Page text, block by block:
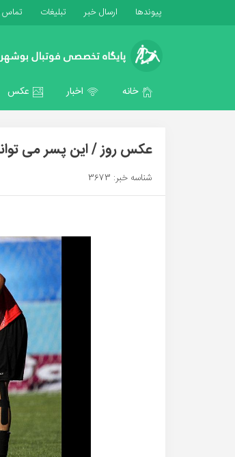
پیوندها ارسال خبر تبلیغات تماس
خانه اخبار عکس
عکس روز / این پسر می
شناسه خبر: 3673